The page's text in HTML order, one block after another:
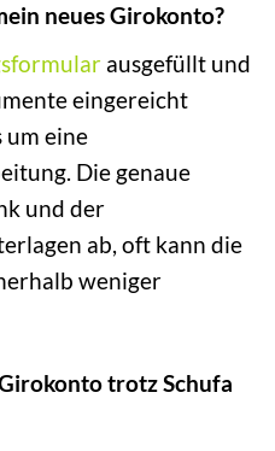
neues Girokonto?
ausgefüllt und
eingereicht
um eine
Die genaue
und der
ab, oft kann die
weniger
trotz Schufa